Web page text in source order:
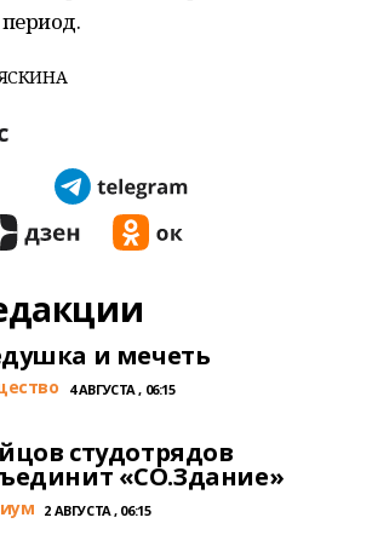
и мечеть
4 АВГУСТА , 06:15
студотрядов
«СО.Здание»
2 АВГУСТА , 06:15